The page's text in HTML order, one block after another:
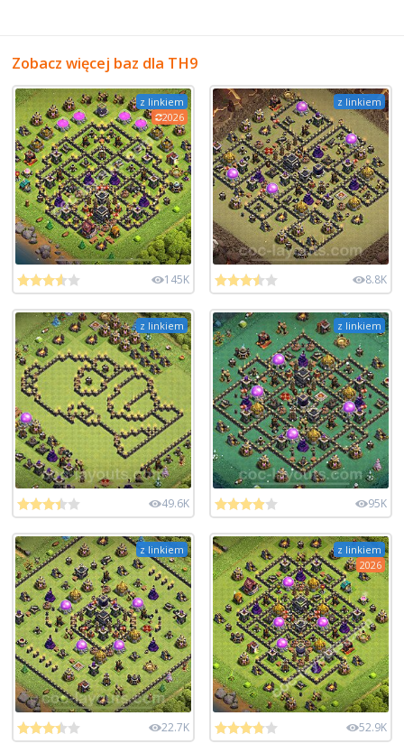
Zobacz więcej baz dla TH9
z linkiem
2026
145K
z linkiem
8.8K
z linkiem
49.6K
z linkiem
95K
z linkiem
22.7K
z linkiem
2026
52.9K